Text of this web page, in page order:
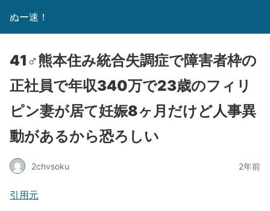
ぬー速！
41♂熊本住み統合失調症で障害者枠の
正社員で年収340万で23歳のフィリ
ピン妻が居て妊娠8ヶ月だけど人事異
動があるから恐ろしい
2chvsoku 2年前
引用元